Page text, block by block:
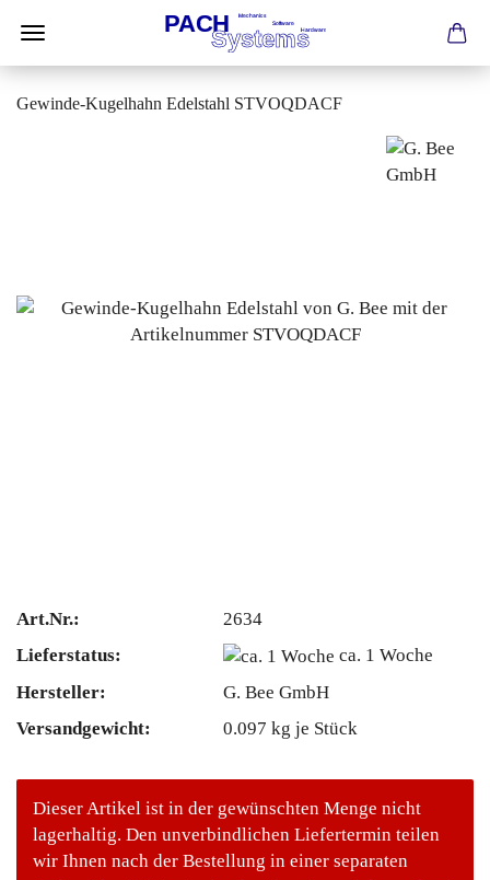
Gewinde-Kugelhahn Edelstahl STVOQDACF
Art.Nr.:
2634
Lieferstatus:
ca. 1 Woche
Hersteller:
G. Bee GmbH
Versandgewicht:
0.097 kg je Stück
Dieser Artikel ist in der gewünschten Menge nicht
lagerhaltig. Den unverbindlichen Liefertermin teilen
wir Ihnen nach der Bestellung in einer separaten